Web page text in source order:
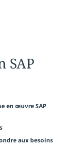
SAP
en œuvre SAP
aux besoins